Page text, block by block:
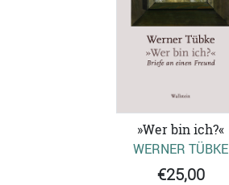
»Wer bin ich?«
WERNER TÜBKE
€25,00